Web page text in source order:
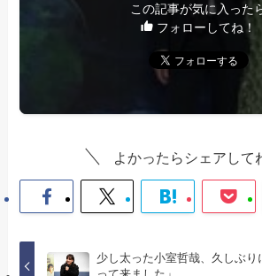
この記事が気に入った
フォローしてね！
よかったらシェアして
少し太った小室哲哉、久しぶ